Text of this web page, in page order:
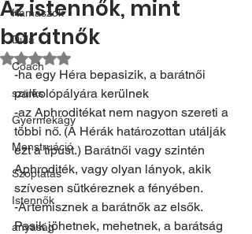
Kamaszok
Dúla
Coach
szülés
Gyermekágy
Menstruáció
Szoptatás
Istennők
anyaság
Az istennők, mint
barátnők
NaN csillagot kapott az 5-ből.
-ha egy Héra bepasizik, a barátnői
parkolópályára kerülnek
-az Aphroditékat nem nagyon szereti a
többi nő. (A Hérák határozottan utálják
ezt a típust.) Barátnői vagy szintén
Aphroditék, vagy olyan lányok, akik
szívesen sütkéreznek a fényében.
-Artemisznek a barátnők az elsők.
Pasik jöhetnek, mehetnek, a barátság